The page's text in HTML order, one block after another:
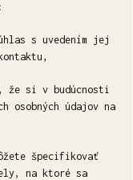
s uvedením jej
že si v budúcnosti
osobných údajov na
špecifikovať
na ktoré sa